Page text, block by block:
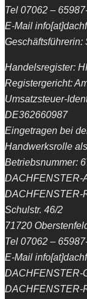
Tel 07062 –
E-Mail
Geschäftsführerin:
Handelsregister:
Registergericht:
Umsatzsteuer-
DE362660987
Eingetragen bei
Handwerksrolle
Betriebsnummer:
DACHFENSTER-
DACHFENSTER-
Schulstr. 46/2
71720
Tel 07062 –
E-Mail
DACHFENSTER-
DACHFENSTER-